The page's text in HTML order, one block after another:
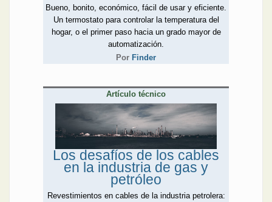
Bueno, bonito, económico, fácil de usar y eficiente.
Un termostato para controlar la temperatura del
hogar, o el primer paso hacia un grado mayor de
automatización.
Por Finder
Artículo técnico
Los desafíos de los cables
en la industria de gas y
petróleo
Revestimientos en cables de la industria petrolera: